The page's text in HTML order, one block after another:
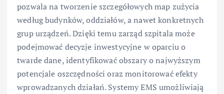
pozwala na tworzenie szczegółowych map zużycia
według budynków, oddziałów, a nawet konkretnych
grup urządzeń. Dzięki temu zarząd szpitala może
podejmować decyzje inwestycyjne w oparciu o
twarde dane, identyfikować obszary o najwyższym
potencjale oszczędności oraz monitorować efekty
wprowadzanych działań. Systemy EMS umożliwiają